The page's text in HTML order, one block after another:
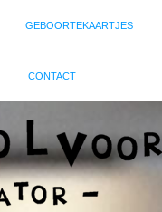
GEBOORTEKAARTJES
CONTACT